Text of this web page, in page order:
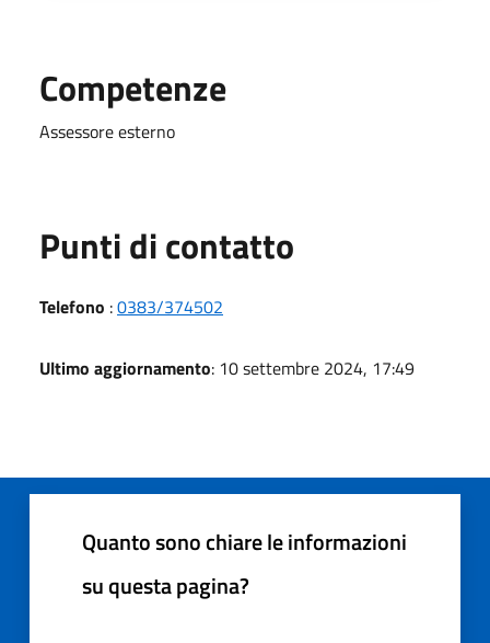
Competenze
Assessore esterno
Punti di contatto
Telefono :0383/374502
Ultimo aggiornamento: 10 settembre 2024, 17:49
Quanto sono chiare le informazioni
su questa pagina?